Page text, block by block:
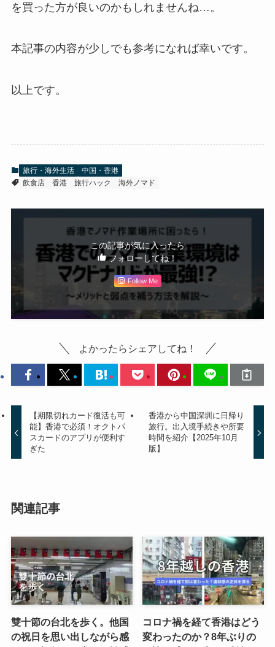
を買った方が良いのかもしれませんね…。
本記事の内容が少しでも参考になれば幸いです。
以上です。
旅行・海外生活
中国・香港
飲食店
香港 旅行ハック 海外ノマド
この記事が気に入ったら
フォローしてね！
Follow Me
よかったらシェアしてね！
【期限切れカード復活も可
能】香港で必須！オクトパ
スカードのアプリが便利す
ぎた
香港から中国深圳に日帰り
旅行。出入境手続きや所要
時間を紹介【2025年10月
版】
関連記事
雙十節の台北を歩く。他国
の祝日を思い出しながら感
コロナ禍を経て香港はどう
変わったのか？8年ぶりの